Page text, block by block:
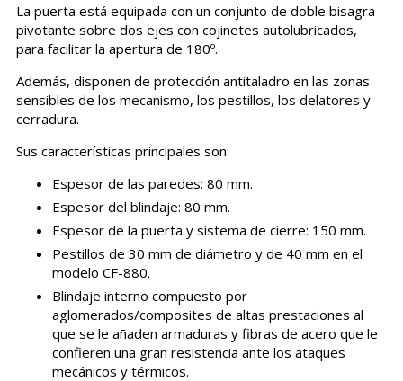
La puerta está equipada con un conjunto de doble bisagra
pivotante sobre dos ejes con cojinetes autolubricados,
para facilitar la apertura de 180º.
Además, disponen de protección antitaladro en las zonas
sensibles de los mecanismo, los pestillos, los delatores y
cerradura.
Sus características principales son:
Espesor de las paredes: 80 mm.
Espesor del blindaje: 80 mm.
Espesor de la puerta y sistema de cierre: 150 mm.
Pestillos de 30 mm de diámetro y de 40 mm en el
modelo CF-880.
Blindaje interno compuesto por
aglomerados/composites de altas prestaciones al
que se le añaden armaduras y fibras de acero que le
confieren una gran resistencia ante los ataques
mecánicos y térmicos.